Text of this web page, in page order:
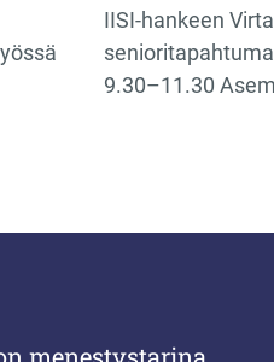
IISI-hankeen
9.30–11.30